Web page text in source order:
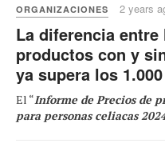
ORGANIZACIONES 2 years
La diferencia entre
productos con y
ya supera los
El “Informe de Precios de
para personas celiacas